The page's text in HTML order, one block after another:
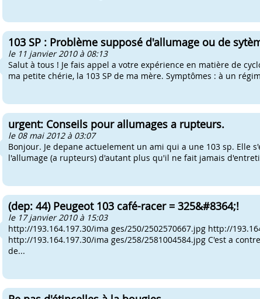
103 SP : Problème supposé d'allumage ou de
le 11 janvier 2010 à 08:13
Salut à tous ! Je fais appel a votre expérience en matière de
ma petite chérie, la 103 SP de ma mère. Symptômes : à un
urgent: Conseils pour allumages a rupteurs.
le 08 mai 2012 à 03:07
Bonjour. Je depane actuelement un ami qui a une 103 sp. Elle
l'allumage (a rupteurs) d'autant plus qu'il ne fait jamais
(dep: 44) Peugeot 103 café-racer = 325&#8364;!
le 17 janvier 2010 à 15:03
http://193.164.197.30/ima ges/250/2502570667.jpg http://
http://193.164.197.30/ima ges/258/2581004584.jpg C'est a
de...